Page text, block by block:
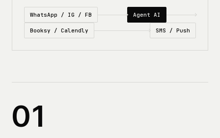
WhatsApp / IG / FB Agent AI
Booksy / Calendly SMS / Push
01